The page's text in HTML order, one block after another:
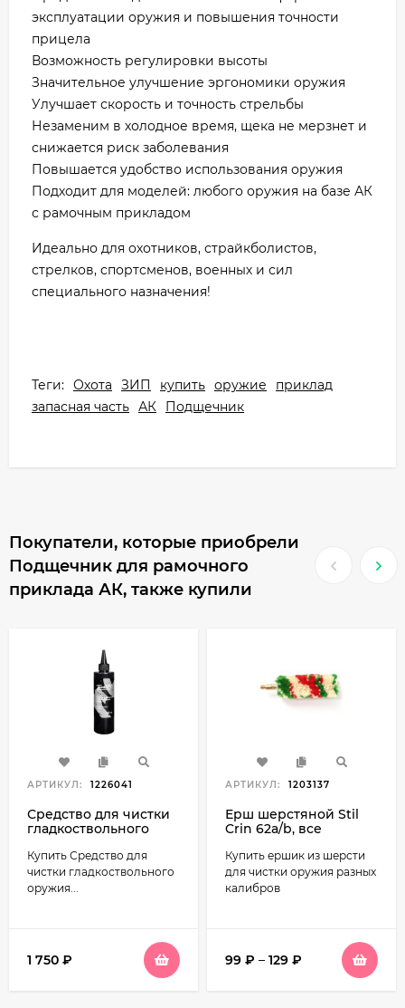
эксплуатации оружия и повышения точности
прицела
Возможность регулировки высоты
Значительное улучшение эргономики оружия
Улучшает скорость и точность стрельбы
Незаменим в холодное время, щека не мерзнет и
снижается риск заболевания
Повышается удобство использования оружия
Подходит для моделей: любого оружия на базе АК
с рамочным прикладом
Идеально для охотников, страйкболистов,
стрелков, спортсменов, военных и сил
специального назначения!
Теги: Охота ЗИП купить оружие
приклад
запасная часть АК Подщечник
Покупатели, которые приобрели
Подщечник для рамочного
приклада АК, также купили
АРТИКУЛ: 1226041
Средство для чистки
гладкоствольного
230мл
Купить Средство для
чистки гладкоствольного
оружия...
1 750 ₽
АРТИКУЛ: 1203137
Ерш шерстяной Stil
Crin 62a/b, все
Купить ершик из шерсти
для чистки оружия разных
калибров
99 ₽ – 129 ₽